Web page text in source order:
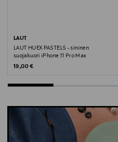
LAUT
LAUT HUEX PASTELS - sininen
suojakuori iPhone 11 Pro Max
Original Price
19,00 €